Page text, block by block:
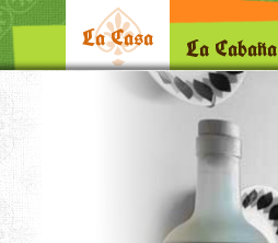
La Casa La Cabaña